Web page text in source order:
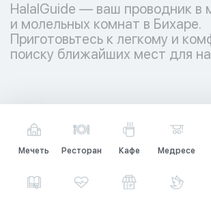
HalalGuide — ваш проводник в
и молельных комнат в Бихаре.
Приготовьтесь к легкому и
поиску ближайших мест для
Мечеть Ресторан Кафе Медресе